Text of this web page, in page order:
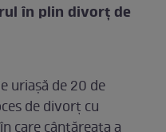
în plin divorț de
uriașă de 20 de
de divorț cu